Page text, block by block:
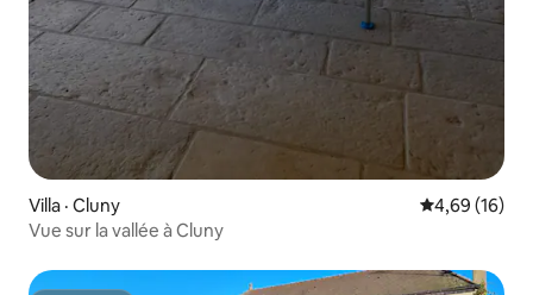
Villa · Cluny Note
4,69 (16)
Vue sur la vallée à Cluny